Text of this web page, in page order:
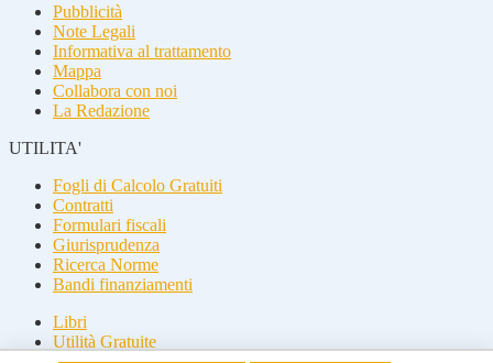
Pubblicità
Note Legali
Informativa al trattamento
Mappa
Collabora con noi
La Redazione
UTILITA'
Fogli di Calcolo Gratuiti
Contratti
Formulari fiscali
Giurisprudenza
Ricerca Norme
Bandi finanziamenti
Libri
Utilità Gratuite